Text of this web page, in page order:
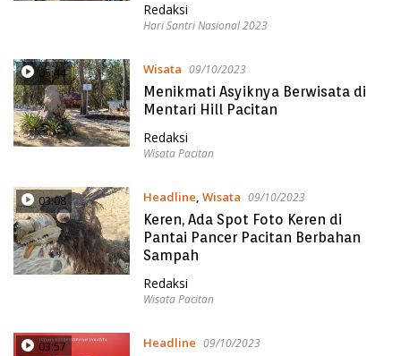
Redaksi
Hari Santri Nasional 2023
05:44 Wisata 09/10/2023
Menikmati Asyiknya Berwisata di
Mentari Hill Pacitan
Redaksi
Wisata Pacitan
03:08 Headline, Wisata 09/10/2023
Keren, Ada Spot Foto Keren di
Pantai Pancer Pacitan Berbahan
Sampah
Redaksi
Wisata Pacitan
03:57 Headline 09/10/2023